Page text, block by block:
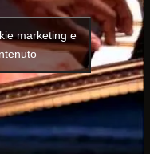
marketing e